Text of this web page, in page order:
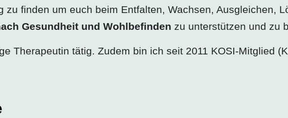
zu finden um euch beim Entfalten, Wachsen, Ausgleichen,
Gesundheit und Wohlbefinden zu unterstützen und zu
Therapeutin tätig. Zudem bin ich seit 2011 KOSI-Mitglied